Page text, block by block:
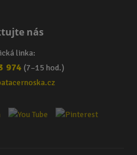
nás
linka:
974 (7–15 hod.)